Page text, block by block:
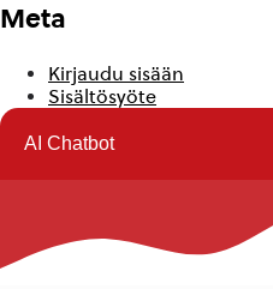
Meta
Kirjaudu sisään
Sisältösyöte
WordPress.org
Rautalammin kunta